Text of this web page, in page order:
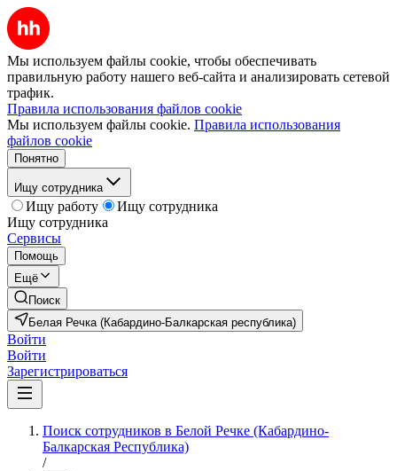
Мы используем файлы cookie, чтобы обеспечивать
правильную работу нашего веб-сайта и анализировать сетевой
трафик.
Правила использования файлов cookie
Мы используем файлы cookie. Правила использования
файлов cookie
Понятно
Ищу сотрудника
Ищу работу
Ищу сотрудника
Ищу сотрудника
Сервисы
Помощь
Ещё
Поиск
Белая Речка (Кабардино-Балкарская республика)
Войти
Войти
Зарегистрироваться
Поиск сотрудников в Белой Речке (Кабардино-
Балкарская Республика)
/